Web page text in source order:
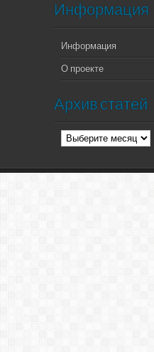
Информация
Информация
О проекте
Архив статей
Архив
статей